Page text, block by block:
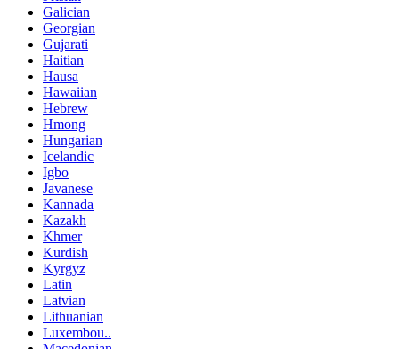
Galician
Georgian
Gujarati
Haitian
Hausa
Hawaiian
Hebrew
Hmong
Hungarian
Icelandic
Igbo
Javanese
Kannada
Kazakh
Khmer
Kurdish
Kyrgyz
Latin
Latvian
Lithuanian
Luxembou..